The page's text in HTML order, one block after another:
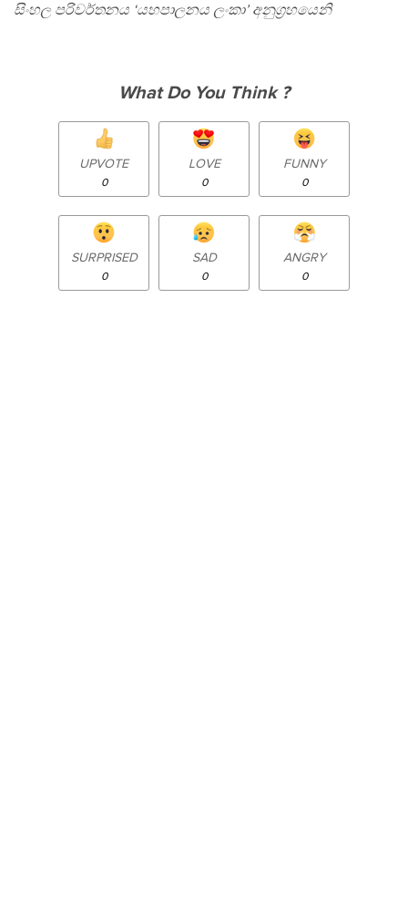
සිංහල පරිවර්තනය ‘යහපාලනය ලංකා’ අනුග‍්‍රහයෙනි
What Do You Think ?
UPVOTE
0
LOVE
0
FUNNY
0
SURPRISED
0
SAD
0
ANGRY
0